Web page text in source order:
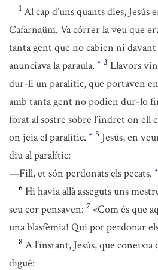
1 Al cap d’uns quants dies,
Cafarnaüm. Va córrer la veu que
tanta gent que no cabien ni
anunciava la paraula. * 3 Llavors
dur-li un paralític, que portaven
amb tanta gent no podien dur-lo
forat al sostre sobre l’indret on ell
on jeia el paralític. * 5 Jesús, en
diu al paralític:
—Fill, et són perdonats els pecats. *
6 Hi havia allà asseguts uns
seu cor pensaven: 7 «Com és que
una blasfèmia! Qui pot perdonar
8 A l’instant, Jesús, que coneixia
digué: